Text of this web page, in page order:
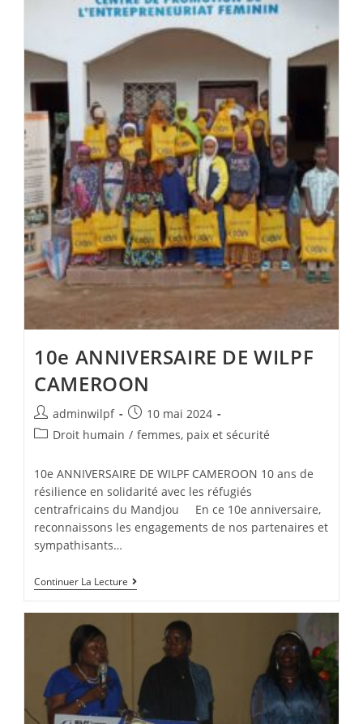
10e ANNIVERSAIRE DE WILPF
CAMEROON
adminwilpf
10 mai 2024
Droit humain / femmes, paix et sécurité
10e ANNIVERSAIRE DE WILPF CAMEROON 10 ans de
résilience en solidarité avec les réfugiés
centrafricains du Mandjou En ce 10e anniversaire,
reconnaissons les engagements de nos partenaires et
sympathisants…
Continuer La Lecture